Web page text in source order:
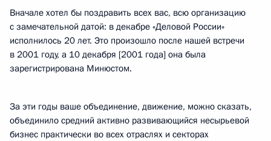
Вначале хотел бы поздравить всех вас, всю организацию
с замечательной датой: в декабре «Деловой России»
исполнилось 20 лет. Это произошло после нашей встречи
в 2001 году, а 10 декабря [2001 года] она была
зарегистрирована Минюстом.
За эти годы ваше объединение, движение, можно сказать,
объединило средний активно развивающийся несырьевой
бизнес практически во всех отраслях и секторах